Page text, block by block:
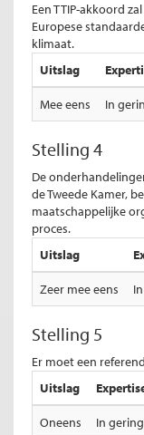
Een TTIP-akkoord
Europese
klimaat.
Uitslag
Mee eens In
Stelling 4
De
de Tweede Kamer,
maatschappelijke
proces.
Uitslag
Zeer mee eens
Stelling 5
Er moet een
Uitslag
Oneens In